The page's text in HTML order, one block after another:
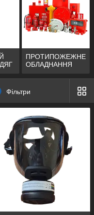
ПРОТИПОЖЕЖНЕ
ОБЛАДНАННЯ
Фільтри